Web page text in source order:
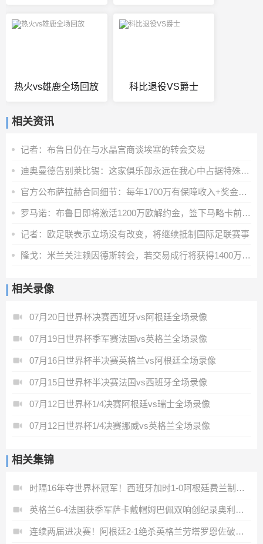
热火vs雄鹿全场回放 科比退役VS爵士
相关资讯
记者：布鲁日仍在与水晶宫商谈埃塞的转会交易
迪奥曼德告别莱比锡：这家俱乐部永远在我心中占据特殊位置
官方公布萨拉赫合同细节：每年1700万有保障收入+奖金+20%肖像权
罗马诺：布鲁日即将激活1200万欧解约金，签下马略卡前锋比尔希利
记者：欧足联表示立场没有改变，将继续抵制国际足联赛事
隆戈：米兰关注赖因德斯转会，若交易成行将获得1400万欧奖金
相关录像
07月20日世界杯决赛西班牙vs阿根廷全场录像
07月19日世界杯季军赛法国vs英格兰全场录像
07月16日世界杯半决赛英格兰vs阿根廷全场录像
07月15日世界杯半决赛法国vs西班牙全场录像
07月12日世界杯1/4决赛阿根廷vs瑞士全场录像
07月12日世界杯1/4决赛挪威vs英格兰全场录像
相关集锦
时隔16年夺世界杯冠军！西班牙加时1-0阿根廷费兰制胜恩佐染红
英格兰6-4法国获季军萨卡戴帽姆巴佩双响创纪录奥利塞2助+失良机
连续两届进决赛！阿根廷2-1绝杀英格兰劳塔罗恩佐破门梅西两助攻